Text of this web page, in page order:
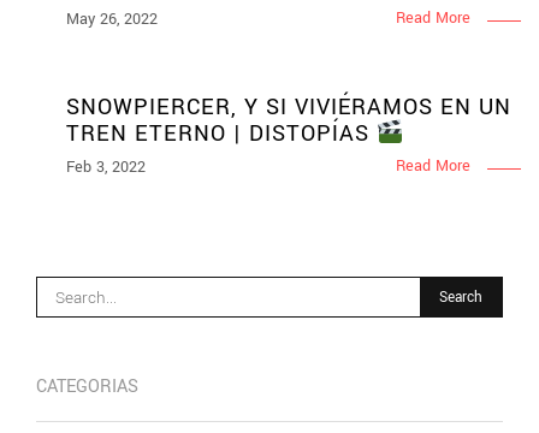
May 26, 2022 Read More
SNOWPIERCER, Y SI VIVIÉRAMOS EN UN
TREN ETERNO | DISTOPÍAS
Feb 3, 2022 Read More
CATEGORIAS